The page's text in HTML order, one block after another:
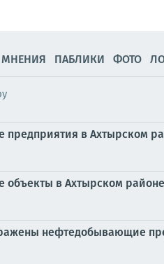
МНЕНИЯ ПАБЛИКИ ФОТО
в Ахтырском
в Ахтырском районе
нефтедобывающие